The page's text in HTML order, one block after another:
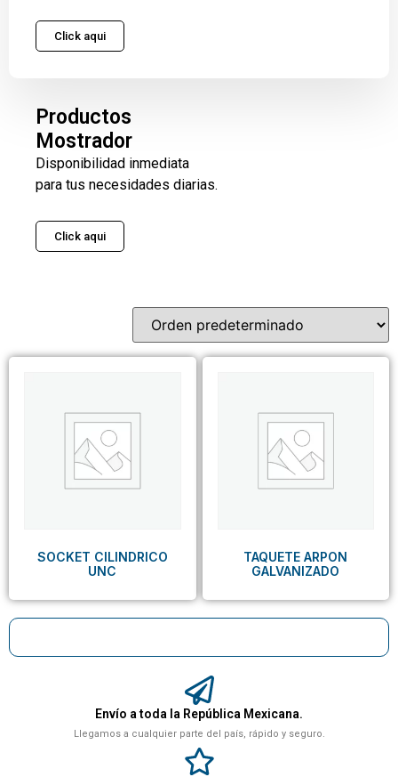
Envío a toda la República Mexicana.
Llegamos a cualquier parte del país, rápido y seguro.
Click aqui
Productos
Mostrador
Disponibilidad inmediata
para tus necesidades diarias.
Click aqui
SOCKET CILINDRICO
UNC
TAQUETE ARPON
GALVANIZADO